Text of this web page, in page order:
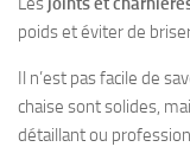
poids et éviter de
Il n’est pas facile de
chaise sont solides,
détaillant ou